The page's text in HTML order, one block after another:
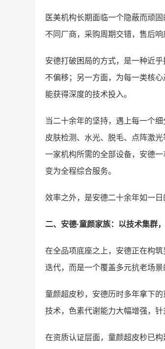
医美机构长期面临一个隐蔽而顽
不同厂商，采购周期交错，售后
安德打破困局的方式，是一种近乎
不偏移；另一方面，为每一类核
能获得深度的技术投入。
当二十余年的坚持，遇上每一个
皮肤检测、水光、脱毛、点阵激
一家机构所需的全部设备，安德
变为全程综合服务。
效率之外，是安德二十余年如一日
二、安德·童颜家族：以技术集群
在全品项底座之上，安德正在构
迭代，而是一个覆盖多元抗老场景
童颜超皮秒，安德历时多年拿下
技术，色素代谢能力大幅增强，
在资质认证层面，童颜超皮秒已